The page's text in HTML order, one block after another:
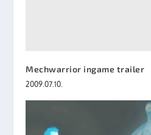
Mechwarrior ingame trailer
2009.07.10.